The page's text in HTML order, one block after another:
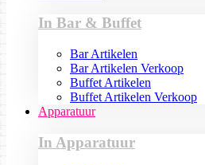
In Bar & Buffet
Bar Artikelen
Bar Artikelen Verkoop
Buffet Artikelen
Buffet Artikelen Verkoop
Apparatuur
In Apparatuur